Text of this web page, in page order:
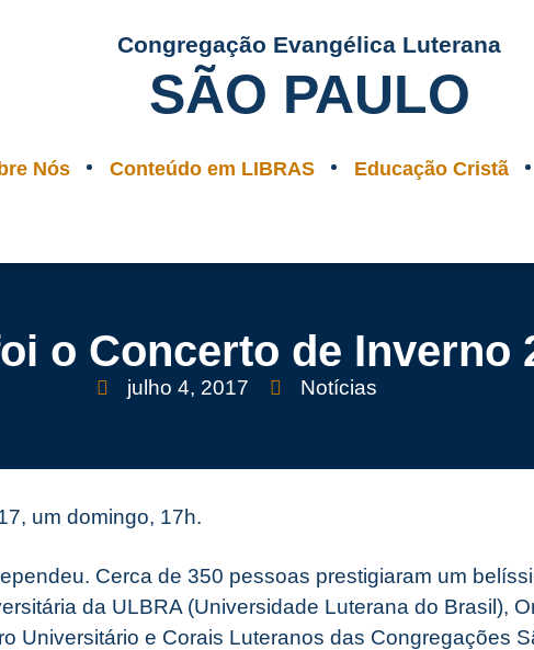
Congregação Evangélica Luterana
SÃO PAULO
Nós Conteúdo em LIBRAS Educação Cristã
o Concerto de Inverno
julho 4, 2017 Notícias
um domingo, 17h.
Cerca de 350 pessoas prestigiaram um
da ULBRA (Universidade Luterana do Brasil),
Universitário e Corais Luteranos das Congregações